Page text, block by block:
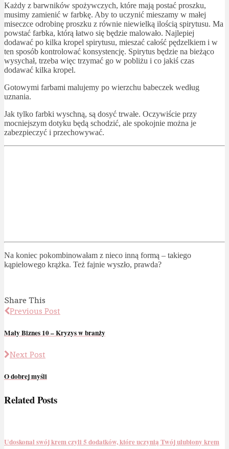
Każdy z barwników spożywczych, które mają postać proszku,
musimy zamienić w farbkę. Aby to uczynić mieszamy w małej
miseczce odrobinę proszku z równie niewielką ilością spirytusu. Ma
powstać farbka, którą łatwo się będzie malowało. Najlepiej
dodawać po kilka kropel spirytusu, mieszać całość pędzelkiem i w
ten sposób kontrolować konsystencję. Spirytus będzie na bieżąco
wysychał, trzeba więc trzymać go w pobliżu i co jakiś czas
dodawać kilka kropel.
Gotowymi farbami malujemy po wierzchu babeczek według
uznania.
Jak tylko farbki wyschną, są dosyć trwałe. Oczywiście przy
mocniejszym dotyku będą schodzić, ale spokojnie można je
zabezpieczyć i przechowywać.
Na koniec pokombinowałam z nieco inną formą – takiego
kąpielowego krążka. Też fajnie wyszło, prawda?
Share This
Previous Post
Mały Biznes 10 – Kryzys w branży
Next Post
O dobrej myśli
Related Posts
Udoskonal swój krem czyli 5 dodatków, które uczynią Twój ulubiony krem